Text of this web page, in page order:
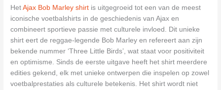
HetAjax Bob Marley shirt is uitgegroeid tot een van de meest
iconische voetbalshirts in de geschiedenis van Ajax en
combineert sportieve passie met culturele invloed. Dit unieke
shirt eert de reggae-legende Bob Marley en refereert aan zijn
bekende nummer ‘Three Little Birds’, wat staat voor positiviteit
en optimisme. Sinds de eerste uitgave heeft het shirt meerdere
edities gekend, elk met unieke ontwerpen die inspelen op zowel
voetbalprestaties als culturele betekenis. Het shirt wordt niet